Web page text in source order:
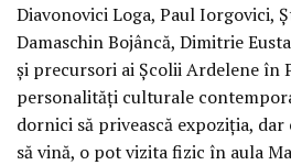
Diavonovici Loga, Paul Iorgovici,
Damaschin Bojâncă, Dimitrie
și precursori ai Școlii Ardelene în
personalități culturale
dornici să privească expoziția, dar
să vină, o pot vizita fizic în aula